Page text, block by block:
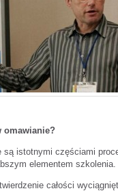
omawianie?
są istotnymi częściami
elementem
całości